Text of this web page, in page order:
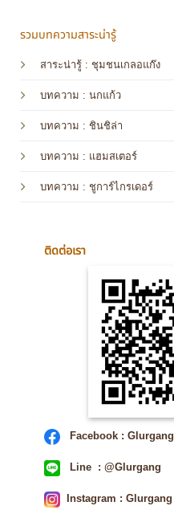
รวมบทความสาระน่ารู้
สาระน่ารู้ : ชุมชนเกลอแก๊ง
บทความ : นกแก้ว
บทความ : ชินชิล่า
บทความ : แฮมสเตอร์
บทความ : ชูการ์ไกรเดอร์
ติดต่อเรา
Facebook : Glurgang
Line : @Glurgang
Instagram : Glurgang